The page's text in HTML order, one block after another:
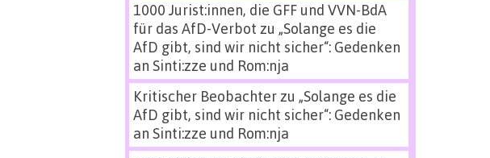
1000 Jurist:innen, die GFF und VVN-BdA
für das AfD-Verbot zu „Solange es die
AfD gibt, sind wir nicht sicher“: Gedenken
an Sinti:zze und Rom:nja
Kritischer Beobachterzu „Solange es die
AfD gibt, sind wir nicht sicher“: Gedenken
an Sinti:zze und Rom:nja